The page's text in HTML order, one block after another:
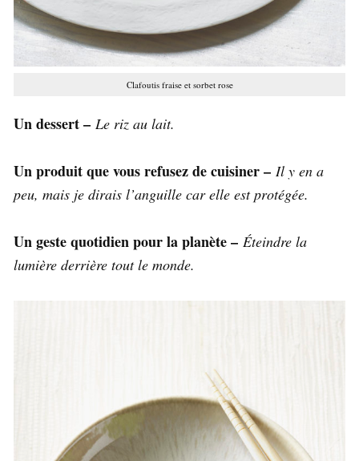
Clafoutis fraise et sorbet rose
Un dessert – Le riz au lait.
Un produit que vous refusez de cuisiner – Il y en a
peu, mais je dirais l’anguille car elle est protégée.
Un geste quotidien pour la planète – Éteindre la
lumière derrière tout le monde.